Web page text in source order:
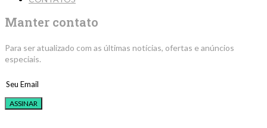
Manter contato
Para ser atualizado com as últimas notícias, ofertas e anúncios
especiais.
ASSINAR